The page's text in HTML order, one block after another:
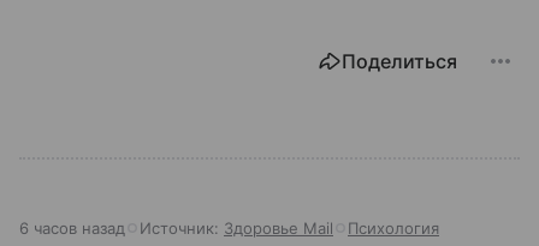
Поделиться
6 часов назад Источник: Здоровье Mail Психология